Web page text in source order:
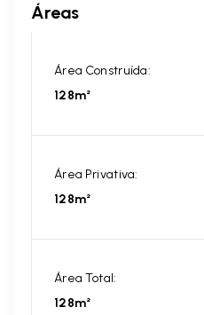
Áreas
Área Construída:
128m²
Área Privativa:
128m²
Área Total:
128m²